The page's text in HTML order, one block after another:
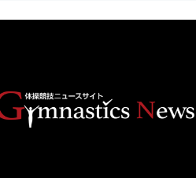
テクノロジー・ガジェ